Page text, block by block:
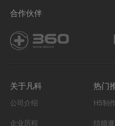
合作伙伴
关于凡科
公司介绍
企业历程
热门
H5制
结婚